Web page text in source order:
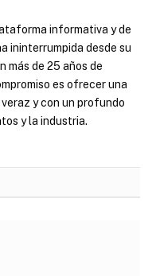
informativa y de
ininterrumpida desde su
más de 25 años de
es ofrecer una
y con un profundo
y la industria.